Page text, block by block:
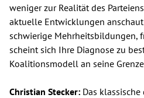
weniger zur Realität des
aktuelle Entwicklungen
schwierige Mehrheitsbildungen,
scheint sich Ihre Diagnose zu
Koalitionsmodell an seine
Christian Stecker: Das